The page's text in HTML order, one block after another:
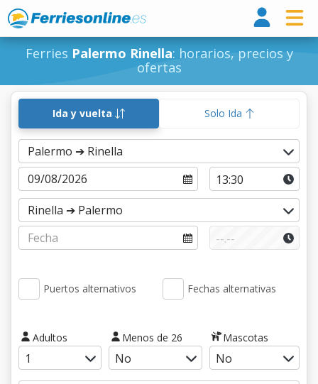
Ferries Palermo Rinella: horarios, precios y
ofertas
Ida y vuelta Solo Ida
Puertos alternativos Fechas alternativas
Adultos Menos de 26 Mascotas